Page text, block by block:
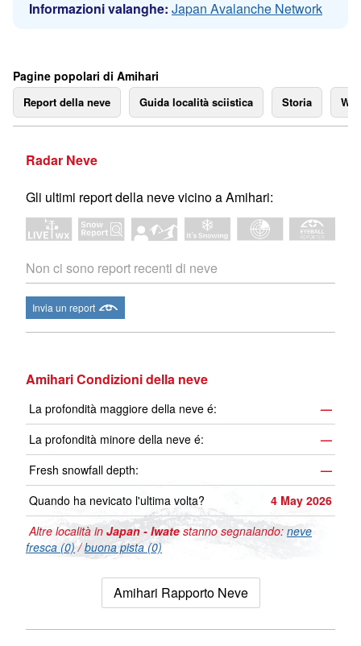
Informazioni valanghe: Japan Avalanche Network
Pagine popolari di Amihari
Report della neve Guida località sciistica Storia
Radar Neve
Gli ultimi report della neve vicino a Amihari:
Non ci sono report recenti di neve
Invia un report
Amihari Condizioni della neve
La profondità maggiore della neve é:
—
La profondità minore della neve é:
—
Fresh snowfall depth:
—
Quando ha nevicato l'ultima volta?
4 May 2026
Altre località in Japan - Iwate stanno segnalando: neve
fresca (0)/buona pista (0)
Amihari Rapporto Neve